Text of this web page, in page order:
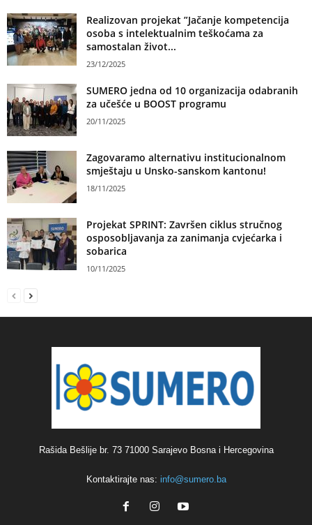
Realizovan projekat ”Jačanje kompetencija
osoba s intelektualnim teškoćama za
samostalan život...
23/12/2025
SUMERO jedna od 10 organizacija odabranih
za učešće u BOOST programu
20/11/2025
Zagovaramo alternativu institucionalnom
smještaju u Unsko-sanskom kantonu!
18/11/2025
Projekat SPRINT: Završen ciklus stručnog
osposobljavanja za zanimanja cvjećarka i
sobarica
10/11/2025
Rašida Bešlije br. 73 71000 Sarajevo Bosna i Hercegovina
Kontaktirajte nas: info@sumero.ba